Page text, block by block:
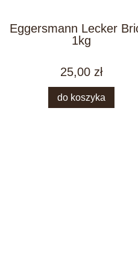
Eggersmann Lecker
1kg
25,00 zł
do koszyka